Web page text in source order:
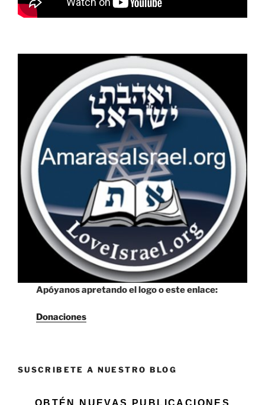
Apóyanos apretando el logo o este enlace:
Donaciones
SUSCRIBETE A NUESTRO BLOG
OBTÉN NUEVAS PUBLICACIONES